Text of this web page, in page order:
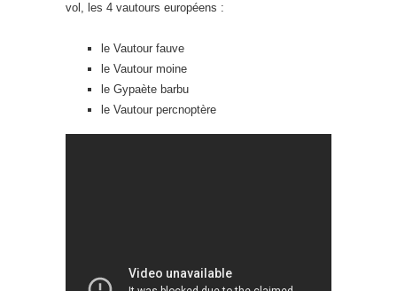
vol, les 4 vautours européens :
le Vautour fauve
le Vautour moine
le Gypaète barbu
le Vautour percnoptère